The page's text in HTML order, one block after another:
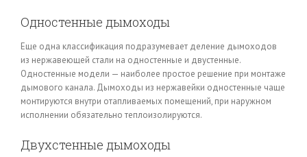
Одностенные дымоходы
Еще одна классификация подразумевает деление дымоходов
из нержавеющей стали на одностенные и двустенные.
Одностенные модели — наиболее простое решение при монтаже
дымового канала. Дымоходы из нержавейки одностенные чаще
монтируются внутри отапливаемых помещений, при наружном
исполнении обязательно теплоизолируются.
Двухстенные дымоходы